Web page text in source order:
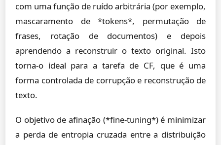
com uma função de ruído arbitrária (por exemplo,
mascaramento de *tokens*, permutação de
frases, rotação de documentos) e depois
aprendendo a reconstruir o texto original. Isto
torna-o ideal para a tarefa de CF, que é uma
forma controlada de corrupção e reconstrução de
texto.
O objetivo de afinação (*fine-tuning*) é minimizar
a perda de entropia cruzada entre a distribuição